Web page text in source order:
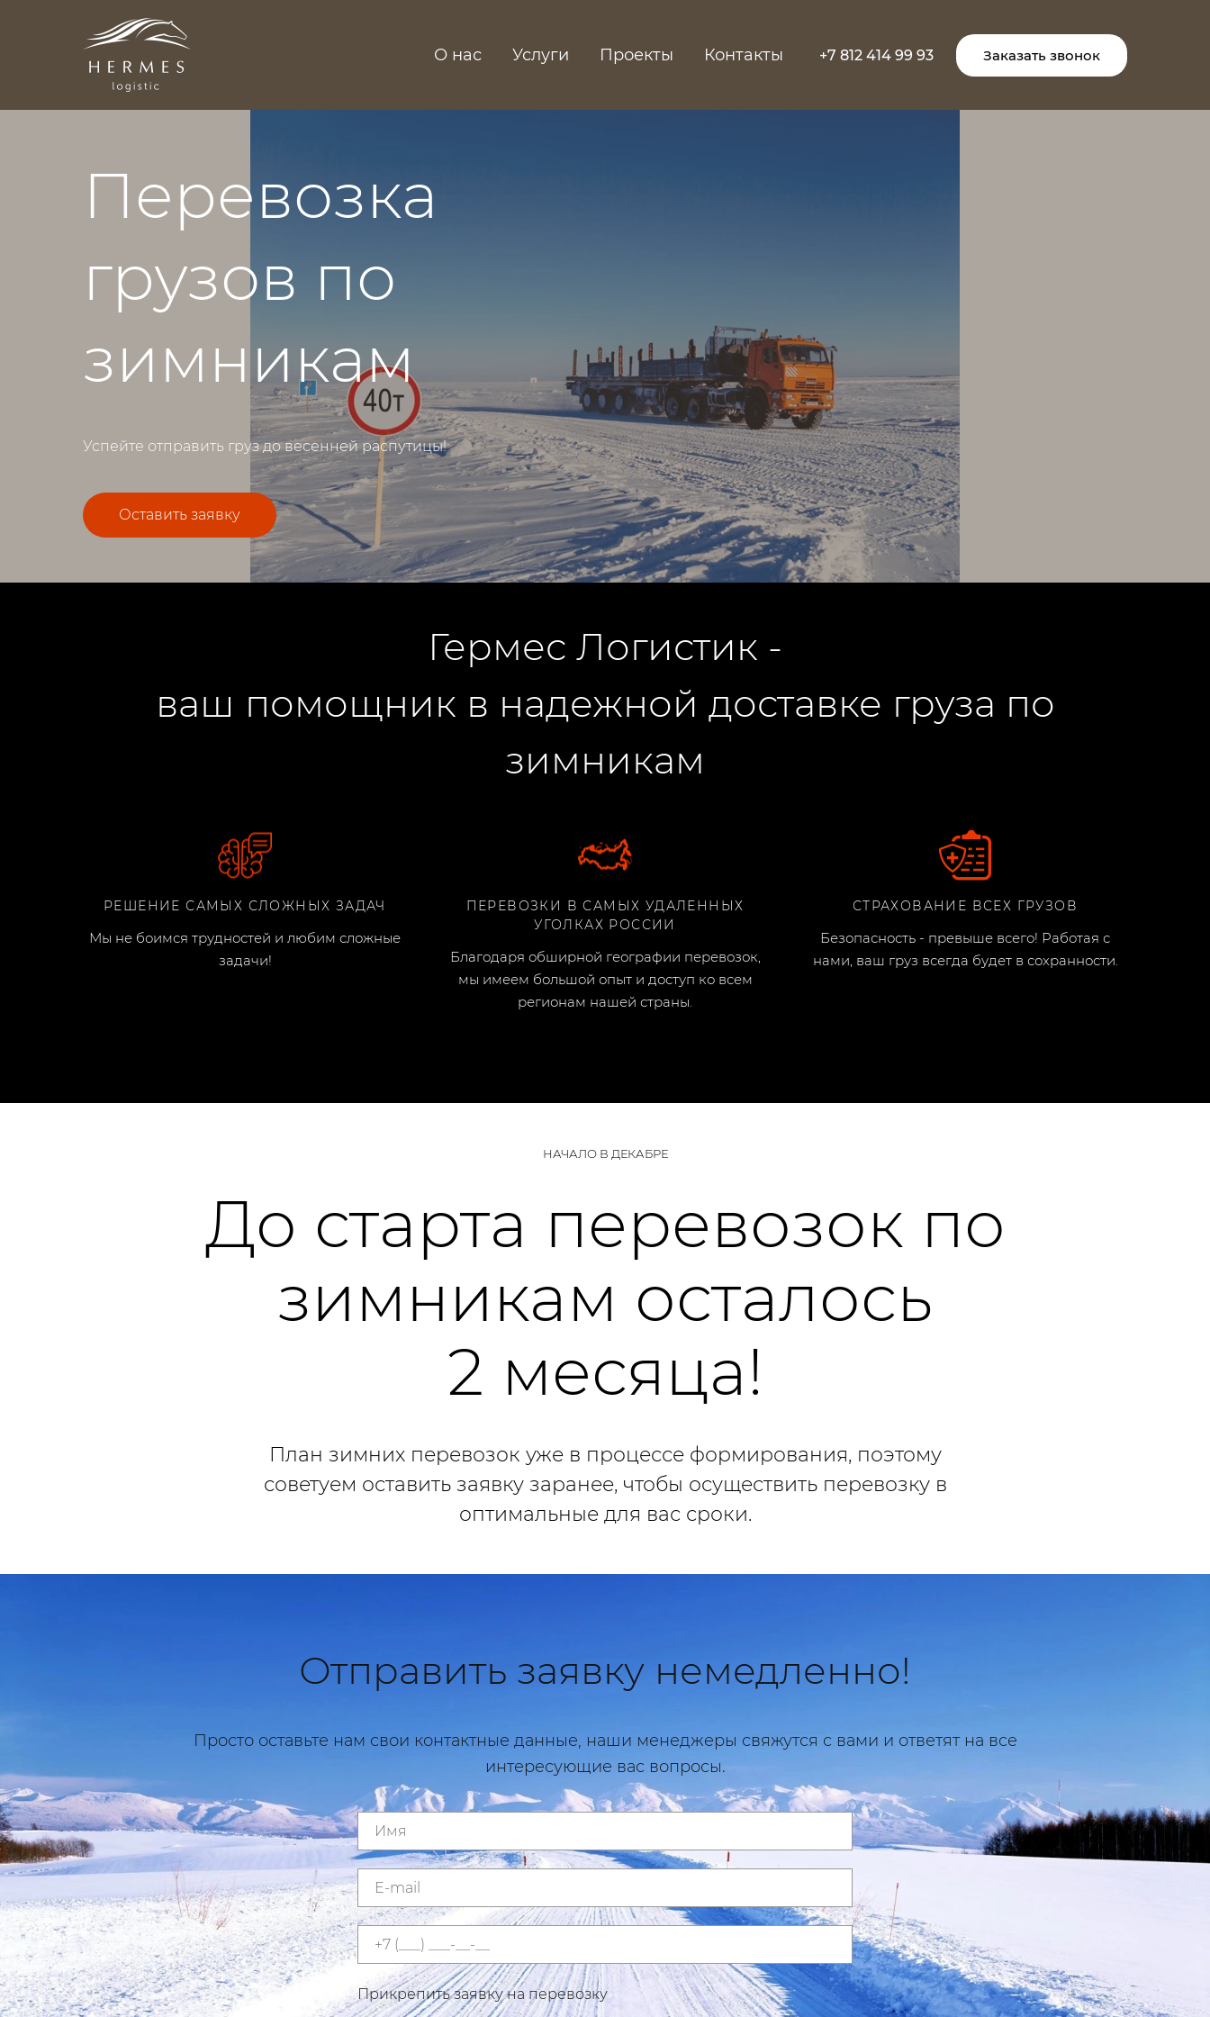
О нас Услуги Проекты Контакты +7 812 414 99 93 Заказать звонок
Перевозка
грузов по
зимникам
Успейте отправить груз до весенней распутицы!
Оставить заявку
Гермес Логистик -
ваш помощник в надежной доставке груза по
зимникам
РЕШЕНИЕ САМЫХ СЛОЖНЫХ ЗАДАЧ
Мы не боимся трудностей и любим сложные
задачи!
ПЕРЕВОЗКИ В САМЫХ УДАЛЕННЫХ
УГОЛКАХ РОССИИ
Благодаря обширной географии перевозок,
мы имеем большой опыт и доступ ко всем
регионам нашей страны.
СТРАХОВАНИЕ ВСЕХ ГРУЗОВ
Безопасность - превыше всего! Работая с
нами, ваш груз всегда будет в сохранности.
НАЧАЛО В ДЕКАБРЕ
До старта перевозок по
зимникам осталось
2 месяца!
План зимних перевозок уже в процессе формирования, поэтому
советуем оставить заявку заранее, чтобы осуществить перевозку в
оптимальные для вас сроки.
Отправить заявку немедленно!
Просто оставьте нам свои контактные данные, наши менеджеры свяжутся с вами и ответят на все
интересующие вас вопросы.
Прикрепить заявку на перевозку